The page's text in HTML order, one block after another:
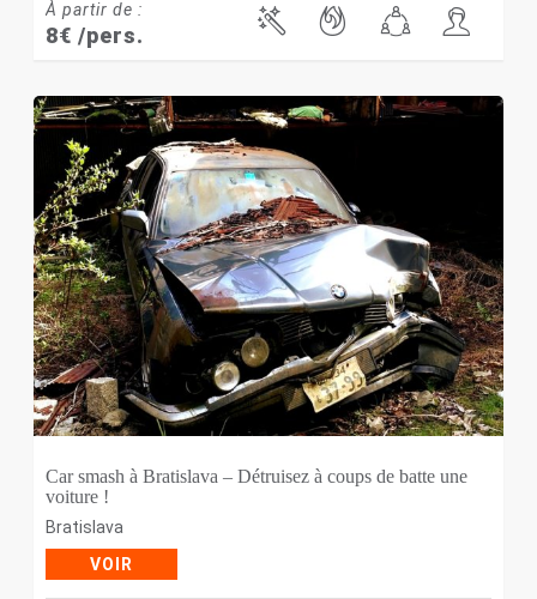
À partir de :
8€ /pers.
Car smash à Bratislava – Détruisez à coups de batte une
voiture !
Bratislava
VOIR